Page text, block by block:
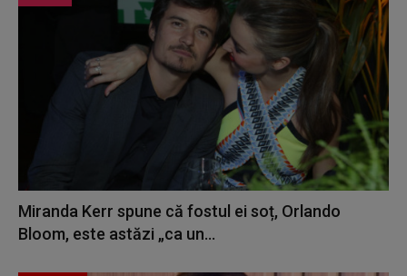
Miranda Kerr spune că fostul ei soț, Orlando
Bloom, este astăzi „ca un...